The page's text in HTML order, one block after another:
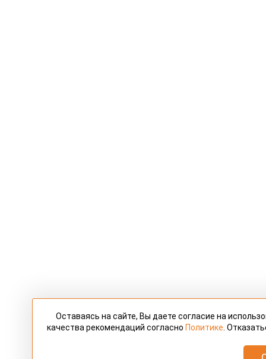
Оставаясь на сайте, Вы даете согласие на
качества рекомендаций согласно Политике .